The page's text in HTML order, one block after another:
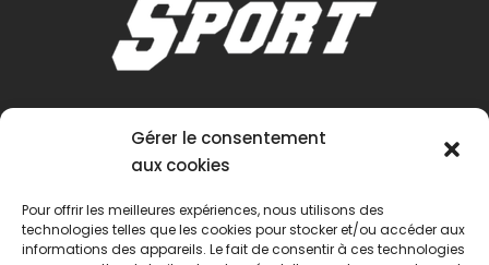
Gérer le consentement
aux cookies
Pour offrir les meilleures expériences, nous utilisons des
technologies telles que les cookies pour stocker et/ou accéder aux
informations des appareils. Le fait de consentir à ces technologies